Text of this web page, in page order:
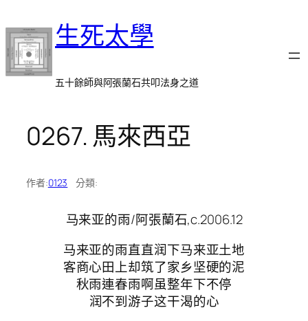
至
主
要
內
生死太學
五十餘師與阿張蘭石共叩法身之道
0267. 馬來西亞
作者:0123 分類:
马来亚的雨/阿張蘭石,c.2006.12
马来亚的雨直直润下马来亚土地
客商心田上却筑了家乡坚硬的泥
秋雨連春雨啊虽整年下不停
润不到游子这干渴的心